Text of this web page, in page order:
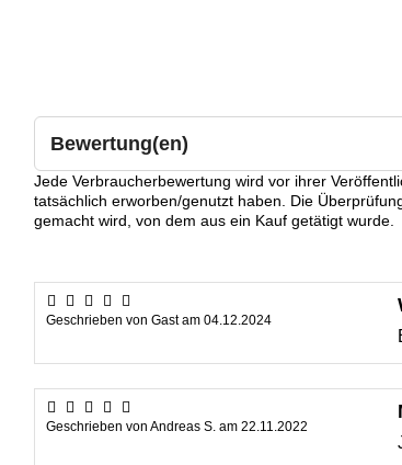
Bewertung(en)
Jede Verbraucherbewertung wird vor ihrer
tatsächlich erworben/genutzt haben. Die
gemacht wird, von dem aus ein Kauf getätigt wurde.
Geschrieben von Gastam 04.12.2024
Geschrieben von Andreas S. am 22.11.2022